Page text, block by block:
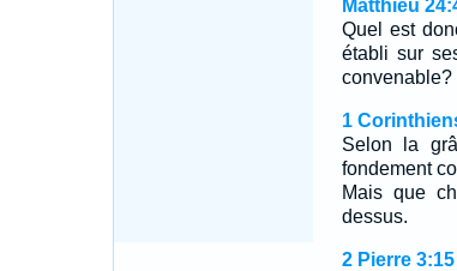
Matthieu
Quel est
établi sur
convenable?
1
Selon la
fondement
Mais que
dessus.
2 Pierre 3:15